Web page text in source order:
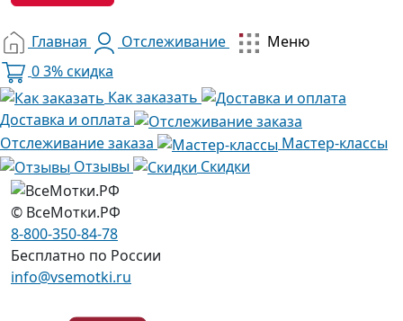
Главная Отслеживание
Меню
03% скидка
Как заказать
Доставка и оплата
Отслеживание заказа
Мастер-классы
Отзывы
Скидки
© ВсеМотки.РФ
8-800-350-84-78
Бесплатно по России
info@vsemotki.ru